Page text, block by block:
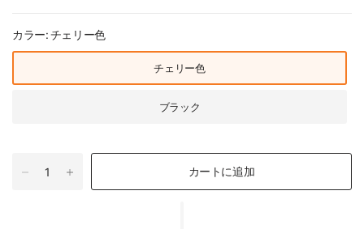
カラー:チェリー色
チェリー色
ブラック
カートに追加